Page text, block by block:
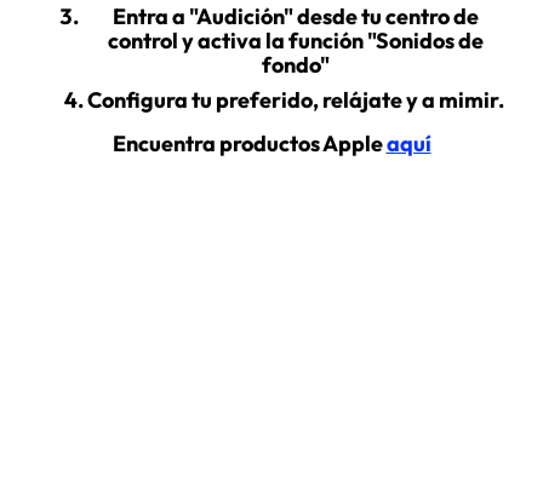
Entra a "Audición" desde tu centro de
control y activa la función "Sonidos de
fondo"
Configura tu preferido, relájate y a mimir.
Encuentra productos Appleaquí